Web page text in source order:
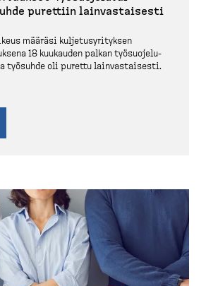
purettiin lainvas­taisesti
määräsi kuljetus­yri­tyksen
18 kuukauden palkan työsuo­je­lu­
työsuhde oli purettu lainvas­taisesti.